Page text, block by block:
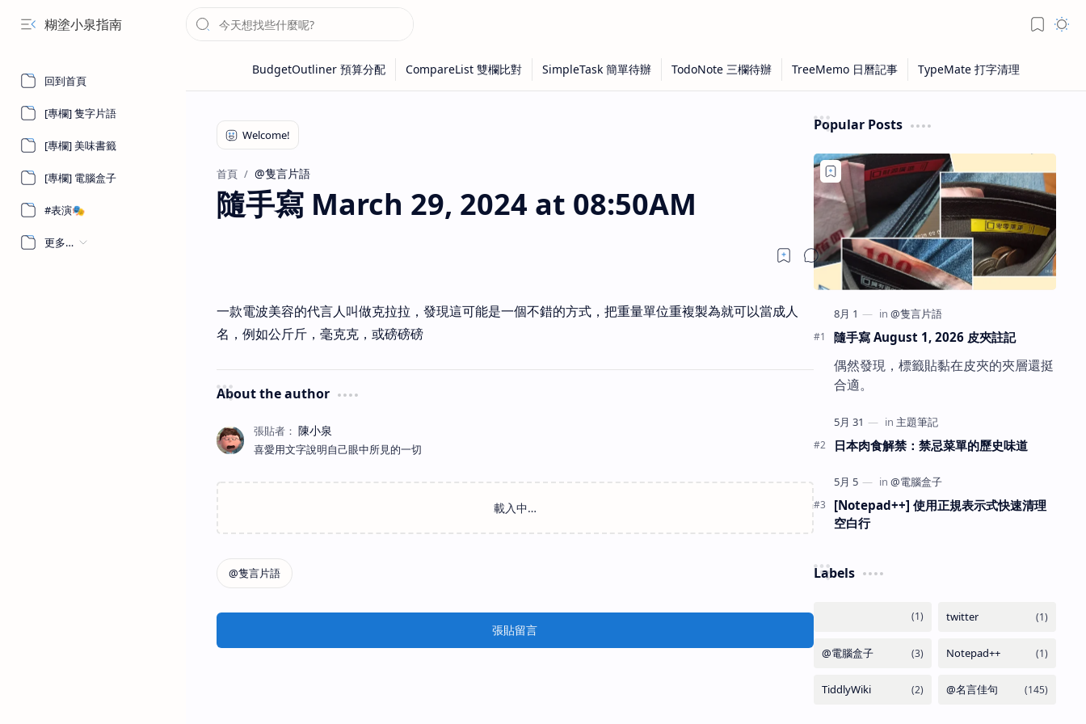
糊塗小泉指南
回到首頁
[專欄] 隻字片語
[專欄] 美味書籤
[專欄] 電腦盒子
#表演🎭
更多…
首頁 @隻言片語
隨手寫 March 29, 2024 at 08:50AM
一款電波美容的代言人叫做克拉拉，發現這可能是一個不錯的方式，把重量單位重複製為就可以當成人
名，例如公斤斤，毫克克，或磅磅磅
About the author
喜愛用文字說明自己眼中所見的一切
張貼留言
Popular Posts
隨手寫 August 1, 2026 皮夾註記
偶然發現，標籤貼黏在皮夾的夾層還挺
合適。
日本肉食解禁：禁忌菜單的歷史味道
[Notepad++] 使用正規表示式快速清理
空白行
Labels